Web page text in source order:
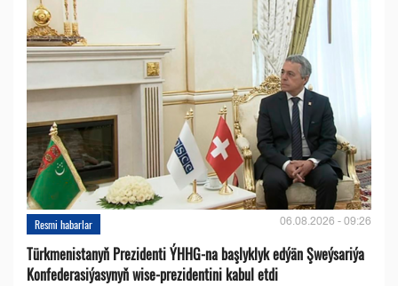
Resmi habarlar 06.08.2026 - 09:26
Türkmenistanyň Prezidenti ÝHHG-na başlyklyk edýän Şweýsariýa
Konfederasiýasynyň wise-prezidentini kabul etdi